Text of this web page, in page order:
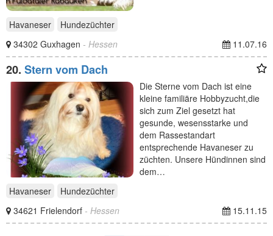
Havaneser
Hundezüchter
34302 Guxhagen - Hessen 11.07.16
20. Stern vom Dach
Die Sterne vom Dach ist eine
kleine familiäre Hobbyzucht,die
sich zum Ziel gesetzt hat
gesunde, wesensstarke und
dem Rassestandart
entsprechende Havaneser zu
züchten. Unsere Hündinnen sind
dem…
Havaneser
Hundezüchter
34621 Frielendorf - Hessen 15.11.15